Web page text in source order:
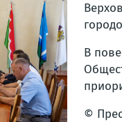
В
©